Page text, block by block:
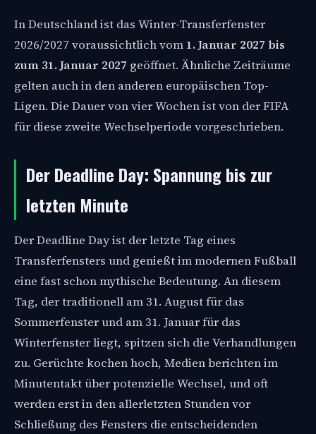
In Deutschland ist das Winter-Transferfenster
2026/2027 voraussichtlich vom 1. Januar 2027 bis
zum 31. Januar 2027 geöffnet. Ähnliche Zeiträume
gelten auch in den anderen europäischen Top-
Ligen. Die Dauer von vier Wochen ist von der FIFA
für diese zweite Wechselperiode vorgeschrieben.
Der Deadline Day: Spannung bis zur
letzten Minute
Der Deadline Day ist der letzte Tag eines
Transferfensters und genießt im modernen Fußball
eine fast schon mythische Bedeutung. An diesem
Tag, der traditionell am 31. August für das
Sommerfenster und am 31. Januar für das
Winterfenster liegt, spitzen sich die Verhandlungen
zu. Gerüchte kochen hoch, Medien berichten im
Minutentakt über potenzielle Wechsel, und oft
werden erst in den allerletzten Stunden vor
Schließung des Fensters die entscheidenden